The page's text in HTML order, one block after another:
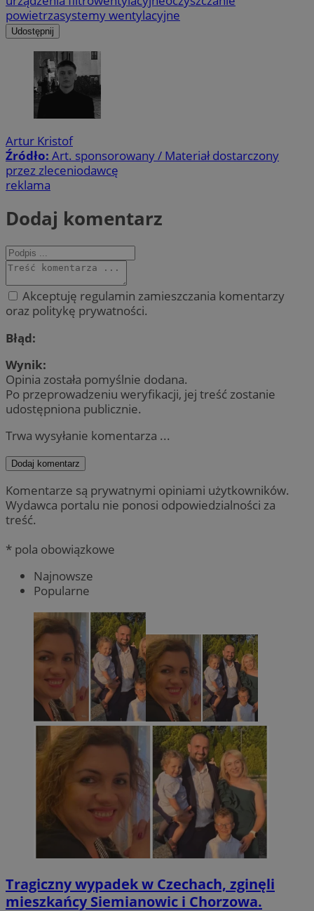
powietrzasystemy wentylacyjne
Udostępnij
Artur Kristof
Źródło: Art. sponsorowany / Materiał dostarczony
przez zleceniodawcę
reklama
Dodaj komentarz
Akceptuję regulamin zamieszczania komentarzy
oraz politykę prywatności.
Błąd:
Wynik:
Opinia została pomyślnie dodana.
Po przeprowadzeniu weryfikacji, jej treść zostanie
udostępniona publicznie.
Trwa wysyłanie komentarza ...
Dodaj komentarz
Komentarze są prywatnymi opiniami użytkowników.
Wydawca portalu nie ponosi odpowiedzialności za
treść.
* pola obowiązkowe
Najnowsze
Popularne
Tragiczny wypadek w Czechach, zginęli
mieszkańcy Siemianowic i Chorzowa.